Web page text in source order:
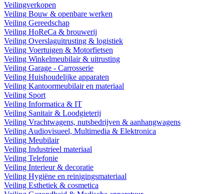
Veilingverkopen
Veiling Bouw & openbare werken
Veiling Gereedschap
Veiling HoReCa & brouwerij
Veiling Overslaguitrusting & logistiek
Veiling Voertuigen & Motorfietsen
Veiling Winkelmeubilair & uitrusting
Veiling Garage - Carrosserie
Veiling Huishoudelijke apparaten
Veiling Kantoormeubilair en materiaal
Veiling Sport
Veiling Informatica & IT
Veiling Sanitair & Loodgieterij
Veiling Vrachtwagens, nutsbedrijven & aanhangwagens
Veiling Audiovisueel, Multimedia & Elektronica
Veiling Meubilair
Veiling Industrieel materiaal
Veiling Telefonie
Veiling Interieur & decoratie
Veiling Hygiëne en reinigingsmateriaal
Veiling Esthetiek & cosmetica